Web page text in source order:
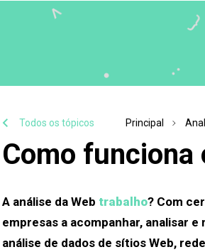
Todos os tópicos Principal
Como funciona
A análise da Web trabalho? Com
empresas a acompanhar, analisar
análise de dados de sítios Web,